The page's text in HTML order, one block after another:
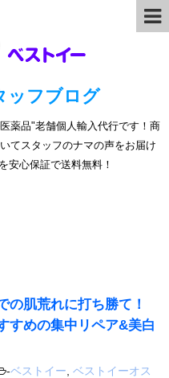
ッフブログ
薬品"老舗個人輸入代行です！商
てスタッフのナマの声をお届け
安心保証で送料無料！
の肌荒れに打ち勝て！
すめの集中リペア&美白
-ベストイー ベストイーオス